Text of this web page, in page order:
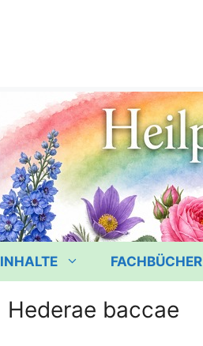
INHALTE FACHBÜCHER
Hederae baccae